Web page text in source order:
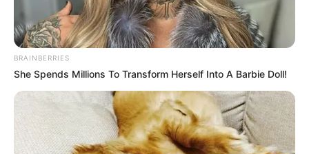
by Szerző • May 23, 2026
BRAINBERRIES
She Spends Millions To Transform Herself Into A Barbie Doll!